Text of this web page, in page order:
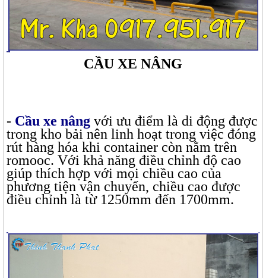
CẦU XE NÂNG
- Cầu xe nâng với ưu điểm là di động được
trong kho bải nên linh hoạt trong việc đóng
rút hàng hóa khi container còn nằm trên
romooc. Với khả năng điều chỉnh độ cao
giúp thích hợp với mọi chiều cao của
phương tiện vận chuyển, chiều cao được
điều chỉnh là từ 1250mm đến 1700mm.